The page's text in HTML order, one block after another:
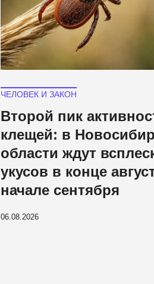
ЧЕЛОВЕК И ЗАКОН
Второй пик
клещей: в
области ждут
укусов в конце
начале сентября
06.08.2026